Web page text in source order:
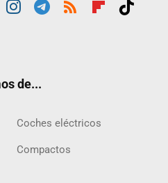
de...
Coches eléctricos
Compactos